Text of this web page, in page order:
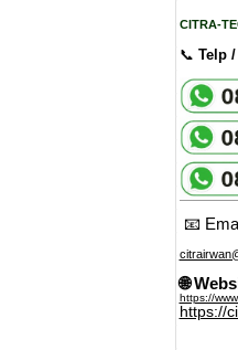
CITRA-
📞 Telp
📧
🌐
https://
https://